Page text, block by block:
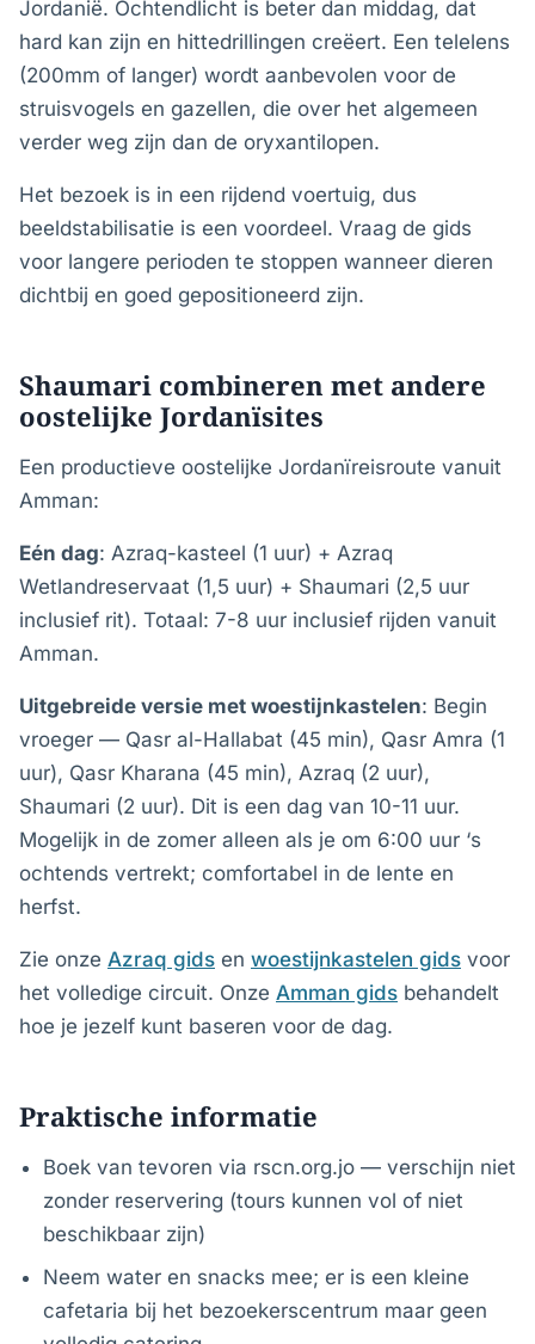
Jordanië. Ochtendlicht is beter dan middag, dat
hard kan zijn en hittedrillingen creëert. Een telelens
(200mm of langer) wordt aanbevolen voor de
struisvogels en gazellen, die over het algemeen
verder weg zijn dan de oryxantilopen.
Het bezoek is in een rijdend voertuig, dus
beeldstabilisatie is een voordeel. Vraag de gids
voor langere perioden te stoppen wanneer dieren
dichtbij en goed gepositioneerd zijn.
Shaumari combineren met andere
oostelijke Jordanïsites
Een productieve oostelijke Jordanïreisroute vanuit
Amman:
Eén dag: Azraq-kasteel (1 uur) + Azraq
Wetlandreservaat (1,5 uur) + Shaumari (2,5 uur
inclusief rit). Totaal: 7-8 uur inclusief rijden vanuit
Amman.
Uitgebreide versie met woestijnkastelen: Begin
vroeger — Qasr al-Hallabat (45 min), Qasr Amra (1
uur), Qasr Kharana (45 min), Azraq (2 uur),
Shaumari (2 uur). Dit is een dag van 10-11 uur.
Mogelijk in de zomer alleen als je om 6:00 uur ‘s
ochtends vertrekt; comfortabel in de lente en
herfst.
Zie onze Azraq gids en woestijnkastelen gids voor
het volledige circuit. Onze Amman gids behandelt
hoe je jezelf kunt baseren voor de dag.
Praktische informatie
Boek van tevoren via rscn.org.jo — verschijn niet
zonder reservering (tours kunnen vol of niet
beschikbaar zijn)
Neem water en snacks mee; er is een kleine
cafetaria bij het bezoekerscentrum maar geen